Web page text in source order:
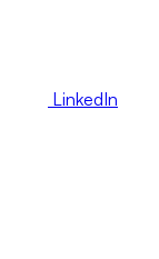
LinkedIn